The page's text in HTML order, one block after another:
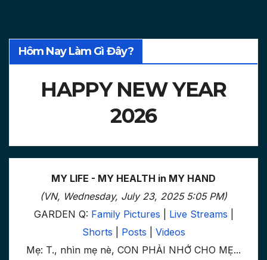
Hôm Nay Làm Gì Đây?
HAPPY NEW YEAR
2026
MY LIFE - MY HEALTH in MY HAND
(VN, Wednesday, July 23, 2025 5:05 PM)
GARDEN Q: Family Pictures Live Streams
Shorts
Posts
Videos
Mẹ: T., nhìn mẹ nè, CON PHẢI NHỚ CHO MẸ...